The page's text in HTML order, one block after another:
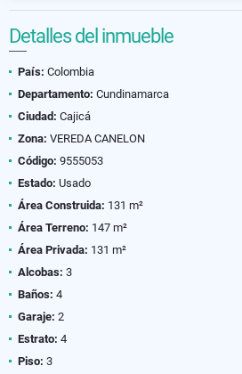
Detalles del inmueble
País: Colombia
Departamento: Cundinamarca
Ciudad: Cajicá
Zona: VEREDA CANELON
Código: 9555053
Estado: Usado
Área Construida: 131 m²
Área Terreno: 147 m²
Área Privada: 131 m²
Alcobas: 3
Baños: 4
Garaje: 2
Estrato: 4
Piso: 3